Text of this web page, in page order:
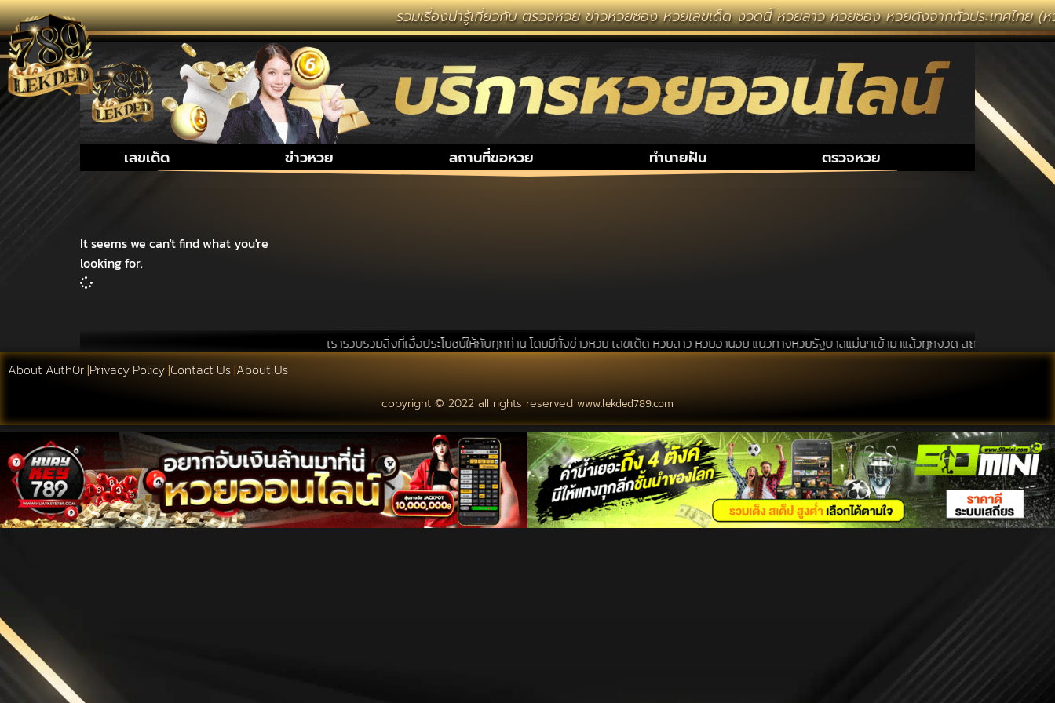
รวมเรื่องน่ารู้เกี่ยวกับ ตรวจหวย ข่าวหวยซอง หวยเลขเด็ด งวดนี้ หวยลาว หวยซอง หวยดังจากทั่วประเทศไทย (หวย
เลขเด็ด ข่าวหวย สถานที่ขอหวย ทำนายฝัน ตรวจหวย
It seems we can't find what you're
looking for.
เรารวบรวมสิ่งที่เอื้อประโยชน์ให้กับทุกท่าน โดยมีทั้งข่าวหวย เลขเด็ด หวยลาว หวยฮานอย แนวทางหวยรัฐบาลแม่นๆเข้ามาแล้วทุกงวด สถานที่ขอหว
About Auth0r|Privacy Policy|Contact Us|About Us
copyright © 2022 all rights reserved www.lekded789.com